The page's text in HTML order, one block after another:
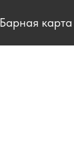
Барная карта